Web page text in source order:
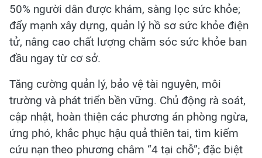
50% người dân được khám, sàng lọc sức khỏe;
đẩy mạnh xây dựng, quản lý hồ sơ sức khỏe điện
tử, nâng cao chất lượng chăm sóc sức khỏe ban
đầu ngay từ cơ sở.
Tăng cường quản lý, bảo vệ tài nguyên, môi
trường và phát triển bền vững. Chủ động rà soát,
cập nhật, hoàn thiện các phương án phòng ngừa,
ứng phó, khắc phục hậu quả thiên tai, tìm kiếm
cứu nạn theo phương châm “4 tại chỗ”; đặc biệt